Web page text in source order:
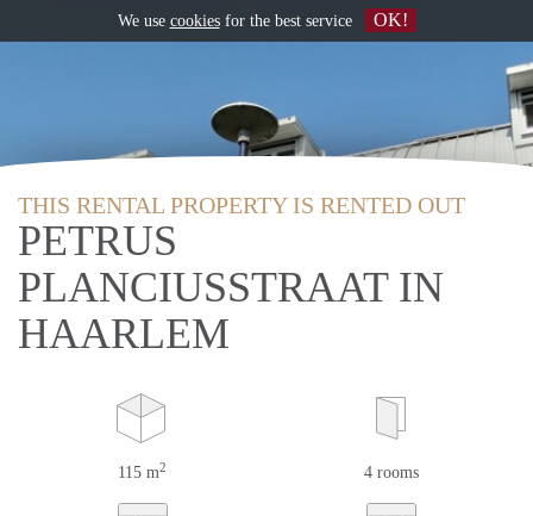
THIS RENTAL PROPERTY IS RENTED OUT
PETRUS
PLANCIUSSTRAAT IN
HAARLEM
115 m2 4 rooms
We use cookiesfor the best service OK!